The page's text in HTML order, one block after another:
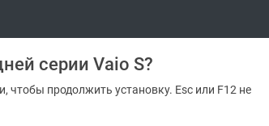
серии Vaio S?
чтобы продолжить установку. Esc или F12 не